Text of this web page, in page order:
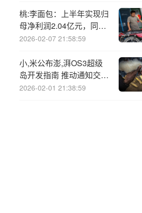
桃:李面包：上半年实现归
母净利润2.04亿元，同比
下降29.7%
2026-02-07 21:58:59
小,米公布澎,湃OS3超级
岛开发指南 推动通知交互
革新
2026-02-01 21:38:59